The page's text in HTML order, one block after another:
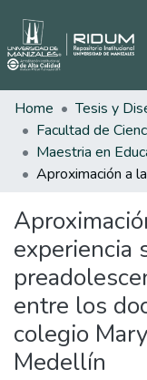
Home
Tesis y
experiencia
entre los
colegio
Medellín